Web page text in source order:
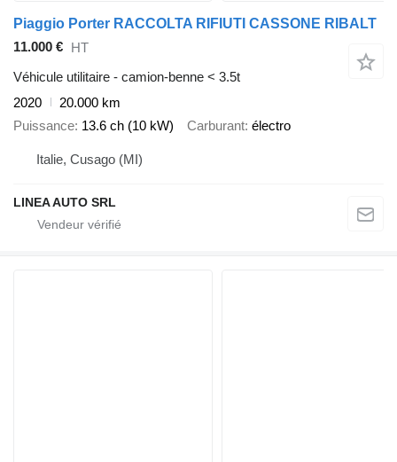
Piaggio Porter RACCOLTA RIFIUTI CASSONE RIBALT
11.000 € HT
Véhicule utilitaire - camion-benne < 3.5t
2020
20.000 km
Puissance 13.6 ch (10 kW) Carburant électro
Italie, Cusago (MI)
LINEA AUTO SRL